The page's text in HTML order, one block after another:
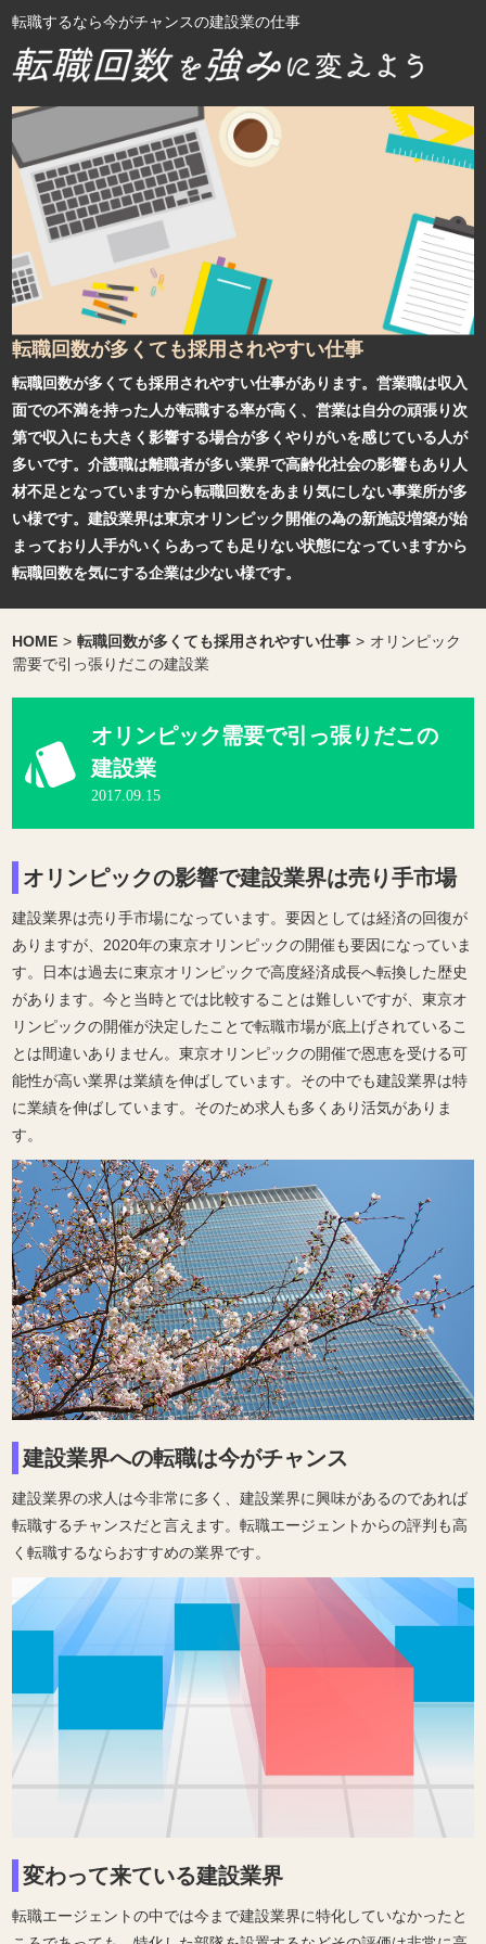
転職するなら今がチャンスの建設業の仕事
転職回数が多くても採用されやすい仕事
転職回数が多くても採用されやすい仕事があります。営業職は収入
面での不満を持った人が転職する率が高く、営業は自分の頑張り次
第で収入にも大きく影響する場合が多くやりがいを感じている人が
多いです。介護職は離職者が多い業界で高齢化社会の影響もあり人
材不足となっていますから転職回数をあまり気にしない事業所が多
い様です。建設業界は東京オリンピック開催の為の新施設増築が始
まっており人手がいくらあっても足りない状態になっていますから
転職回数を気にする企業は少ない様です。
HOME > 転職回数が多くても採用されやすい仕事 > オリンピック
需要で引っ張りだこの建設業
オリンピック需要で引っ張りだこの
建設業
2017.09.15
オリンピックの影響で建設業界は売り手市場
建設業界は売り手市場になっています。要因としては経済の回復が
ありますが、2020年の東京オリンピックの開催も要因になっていま
す。日本は過去に東京オリンピックで高度経済成長へ転換した歴史
があります。今と当時とでは比較することは難しいですが、東京オ
リンピックの開催が決定したことで転職市場が底上げされているこ
とは間違いありません。東京オリンピックの開催で恩恵を受ける可
能性が高い業界は業績を伸ばしています。その中でも建設業界は特
に業績を伸ばしています。そのため求人も多くあり活気がありま
す。
建設業界への転職は今がチャンス
建設業界の求人は今非常に多く、建設業界に興味があるのであれば
転職するチャンスだと言えます。転職エージェントからの評判も高
く転職するならおすすめの業界です。
変わって来ている建設業界
転職エージェントの中では今まで建設業界に特化していなかったと